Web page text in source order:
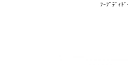
ﾌｰﾌﾟﾃﾞｨﾄ